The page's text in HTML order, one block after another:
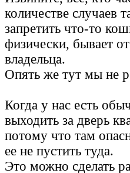
количестве случаев
запретить что-то
физически, бывает
владельца.
Опять же тут мы не
Когда у нас есть
выходить за дверь
потому что там
ее не пустить туда.
Это можно сделать